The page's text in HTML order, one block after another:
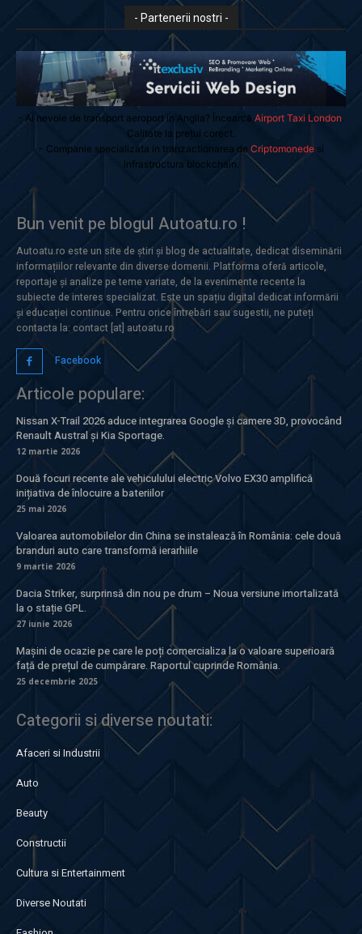
- Partenerii nostri -
- Ai nevoie de transport aeroport in Anglia? Încearcă Airport Taxi London
Calitate la prețul corect.
- Companie specializata in tranzactionarea de Criptomonedesi
infrastructura blockchain.
Bun venit pe blogul Autoatu.ro !
Autoatu.ro este un site de știri și blog de actualitate, dedicat diseminării
informațiilor relevante din diverse domenii. Platforma oferă articole,
reportaje și analize pe teme variate, de la evenimente recente la
subiecte de interes specializat. Este un spațiu digital dedicat informării
și educației continue. Pentru orice întrebări sau sugestii, ne puteți
contacta la: contact [at] autoatu.ro
Facebook
Articole populare:
Nissan X-Trail 2026 aduce integrarea Google și camere 3D, provocând
Renault Austral și Kia Sportage.
12 martie 2026
Două focuri recente ale vehiculului electric Volvo EX30 amplifică
inițiativa de înlocuire a bateriilor
25 mai 2026
Valoarea automobilelor din China se instalează în România: cele două
branduri auto care transformă ierarhiile
9 martie 2026
Dacia Striker, surprinsă din nou pe drum – Noua versiune imortalizată
la o stație GPL.
27 iunie 2026
Mașini de ocazie pe care le poți comercializa la o valoare superioară
față de prețul de cumpărare. Raportul cuprinde România.
25 decembrie 2025
Categorii si diverse noutati:
Afaceri si Industrii
Auto
Beauty
Constructii
Cultura si Entertainment
Diverse Noutati